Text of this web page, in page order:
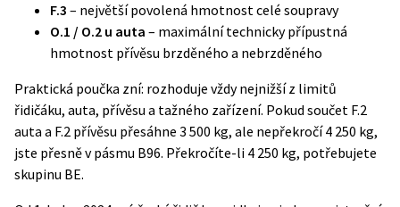
F.3 – největší povolená hmotnost celé soupravy
O.1 / O.2 u auta – maximální technicky přípustná
hmotnost přívěsu brzděného a nebrzděného
Praktická poučka zní: rozhoduje vždy nejnižší z limitů
řidičáku, auta, přívěsu a tažného zařízení. Pokud součet F.2
auta a F.2 přívěsu přesáhne 3 500 kg, ale nepřekročí 4 250 kg,
jste přesně v pásmu B96. Překročíte-li 4 250 kg, potřebujete
skupinu BE.